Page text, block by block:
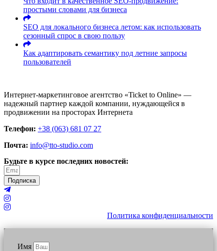
простыми словами для бизнеса
SEO для локального бизнеса летом: как использовать
сезонный спрос в свою пользу
Как адаптировать семантику под летние запросы
пользователей
Интернет-маркетинговое агентство «Ticket to Online» —
надежный партнер каждой компании, нуждающейся в
продвижении на просторах Интернета
Телефон: +38 (063) 681 07 27
Почта: info@tto-studio.com
Будьте в курсе последних новостей:
Подписка
Политика конфиденциальности
Имя